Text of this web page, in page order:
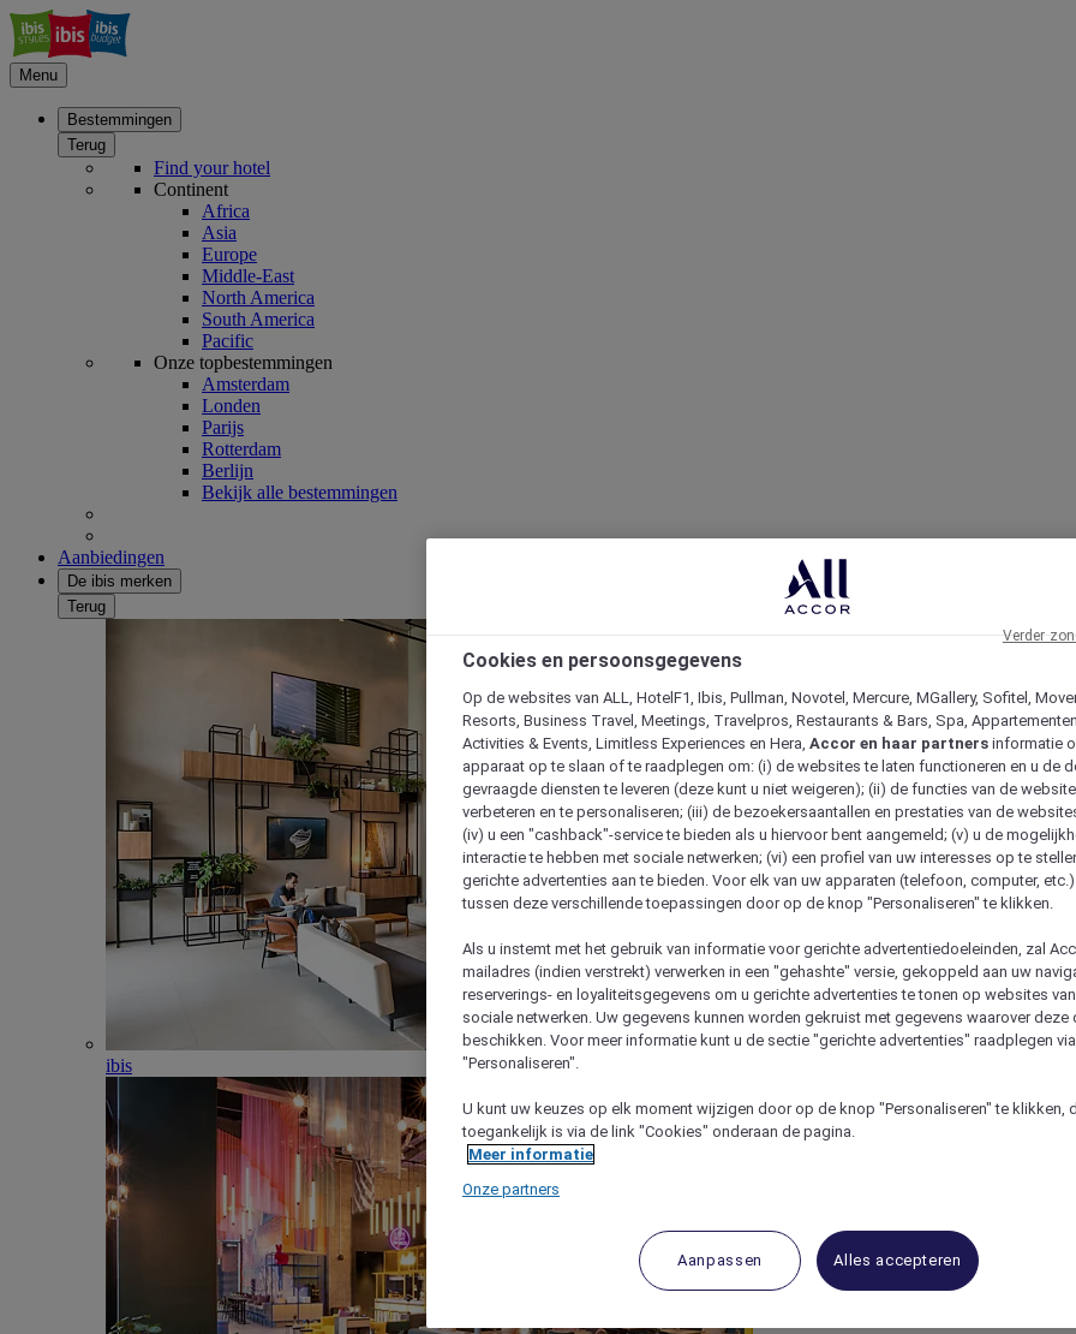
Menu
Bestemmingen
Terug
Find your hotel
Continent
Africa
Asia
Europe
Middle-East
North America
South America
Pacific
Onze topbestemmingen
Amsterdam
Londen
Parijs
Rotterdam
Berlijn
Bekijk alle bestemmingen
Aanbiedingen
De ibis merken
Terug
ibis
Cookies en persoonsgegevens
Op de websites van ALL, HotelF1, Ibis, Pullman, Novotel, Mercure, MGallery, Sofitel,
Resorts, Business Travel, Meetings, Travelpros, Restaurants & Bars, Spa,
Activities & Events, Limitless Experiences en Hera, Accor en haar partners informatie
apparaat op te slaan of te raadplegen om: (i) de websites te laten functioneren en u de
gevraagde diensten te leveren (deze kunt u niet weigeren); (ii) de functies van de
verbeteren en te personaliseren; (iii) de bezoekersaantallen en prestaties van de
(iv) u een "cashback"-service te bieden als u hiervoor bent aangemeld; (v) u de
interactie te hebben met sociale netwerken; (vi) een profiel van uw interesses op te
gerichte advertenties aan te bieden. Voor elk van uw apparaten (telefoon, computer,
tussen deze verschillende toepassingen door op de knop "Personaliseren" te klikken.
Als u instemt met het gebruik van informatie voor gerichte advertentiedoeleinden, zal
mailadres (indien verstrekt) verwerken in een "gehashte" versie, gekoppeld aan uw
reserverings- en loyaliteitsgegevens om u gerichte advertenties te tonen op websites
sociale netwerken. Uw gegevens kunnen worden gekruist met gegevens waarover deze
beschikken. Voor meer informatie kunt u de sectie "gerichte advertenties" raadplegen
"Personaliseren".
U kunt uw keuzes op elk moment wijzigen door op de knop "Personaliseren" te klikken,
toegankelijk is via de link "Cookies" onderaan de pagina.
Meer informatie
Onze partners
Aanpassen Alles accepteren
Verder